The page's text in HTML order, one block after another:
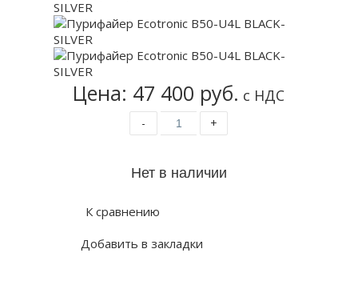
Цена: 47 400 руб. с НДС
- +
К сравнению
Добавить в закладки